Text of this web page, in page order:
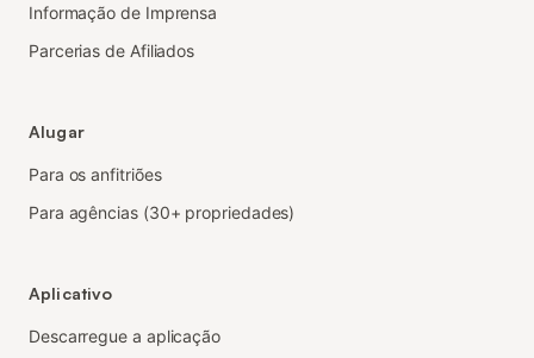
Informação de Imprensa
Parcerias de Afiliados
Alugar
Para os anfitriões
Para agências (30+ propriedades)
Aplicativo
Descarregue a aplicação